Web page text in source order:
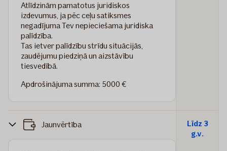
Atlīdzinām pamatotus juridiskos
izdevumus, ja pēc ceļu satiksmes
negadījuma Tev nepieciešama juridiska
palīdzība.
Tas ietver palīdzību strīdu situācijās,
zaudējumu piedziņā un aizstāvību
tiesvedībā.
Apdrošinājuma summa: 5000 €
Jaunvērtība
Līdz 3
g.v.